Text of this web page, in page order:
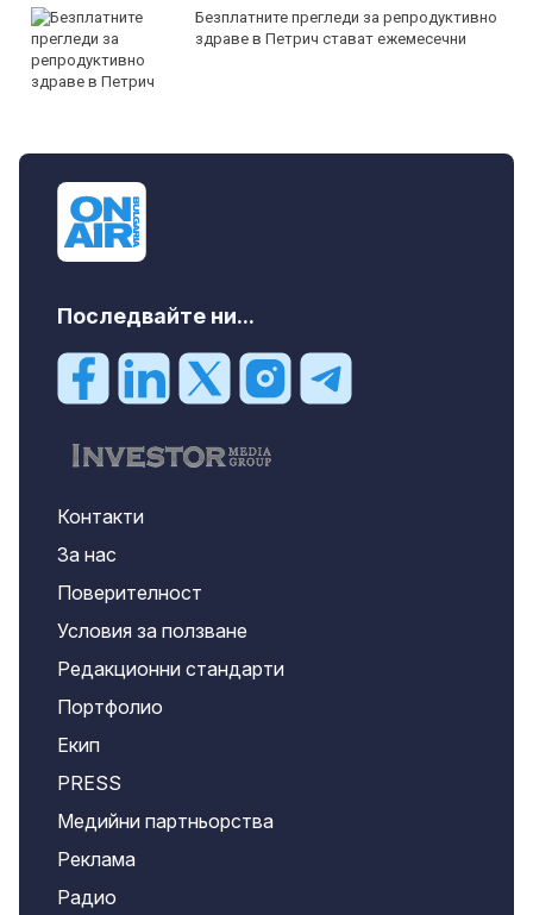
Безплатните прегледи за репродуктивно
здраве в Петрич стават ежемесечни
Последвайте ни...
Контакти
За нас
Поверителност
Условия за ползване
Редакционни стандарти
Портфолио
Екип
PRESS
Медийни партньорства
Реклама
Радио